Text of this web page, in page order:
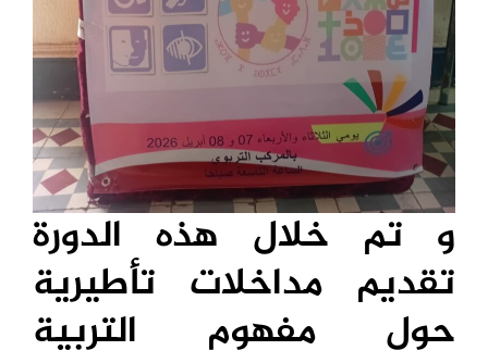
و تم خلال هذه الدورة
تقديم مداخلات تأطيرية
حول مفهوم التربية